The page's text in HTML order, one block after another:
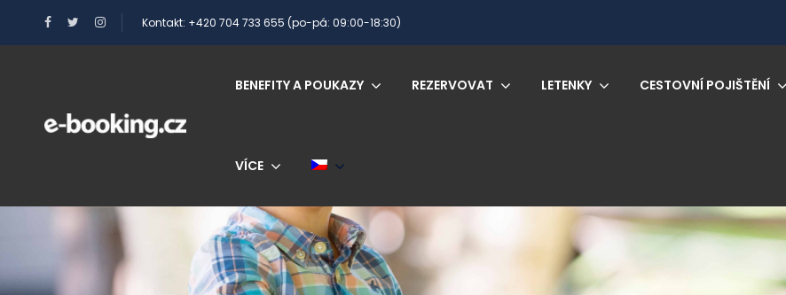
Kontakt: +420 704 733 655 (po-pá: 09:00-18:30)
BENEFITY A POUKAZY REZERVOVAT LETENKY CESTOVNÍ POJIŠTĚNÍ
VÍCE